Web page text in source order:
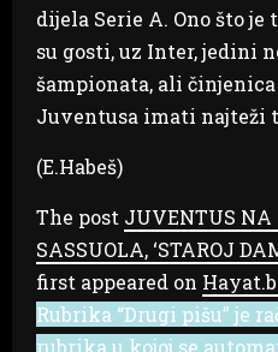
dijela Serie A. Ono što
su gosti, uz Inter, jedini
šampionata, ali
Juventusa imati najteži
(E.Habeš)
The post JUVENTUS NA
SASSUOLA, ‘STAROJ
first appeared on
Rubrika “Drugi pišu” je
rubrika u kojoj se